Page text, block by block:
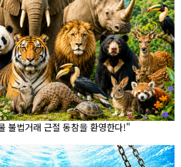
불법거래 근절 동참을 환영한다!"